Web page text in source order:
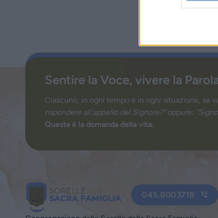
Sentire la Voce, vivere la
Ciascuno, in ogni tempo e in ogni situazione, se
rispondere all’appello del Signore?”oppure:
Questa è la domanda della vita.
045.8003718